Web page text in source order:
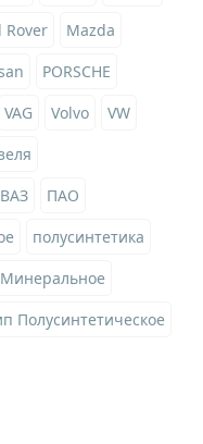
Rover
Mazda
PORSCHE
VAG Volvo
VW
ПАО
полусинтетика
Полусинтетическое